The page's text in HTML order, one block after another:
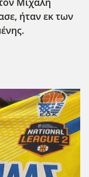
ήταν εκ των